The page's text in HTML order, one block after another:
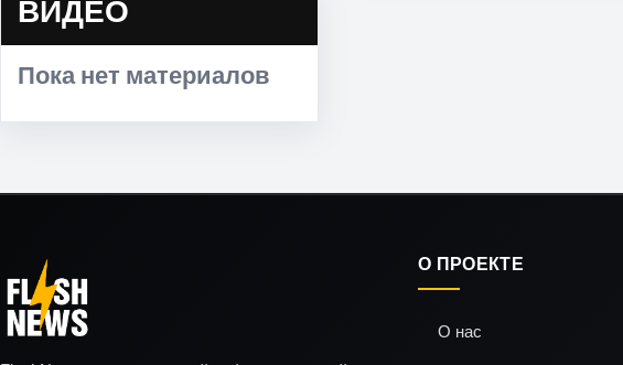
ВИДЕО
Пока нет материалов
О ПРОЕКТЕ
О нас